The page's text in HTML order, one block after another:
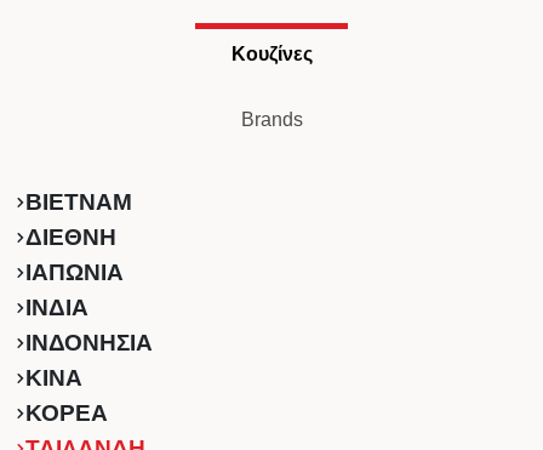
Κουζίνες
Brands
ΒΙΕΤΝΑΜ
ΔΙΕΘΝΗ
ΙΑΠΩΝΙΑ
ΙΝΔΙΑ
ΙΝΔΟΝΗΣΙΑ
ΚINA
ΚΟΡΕΑ